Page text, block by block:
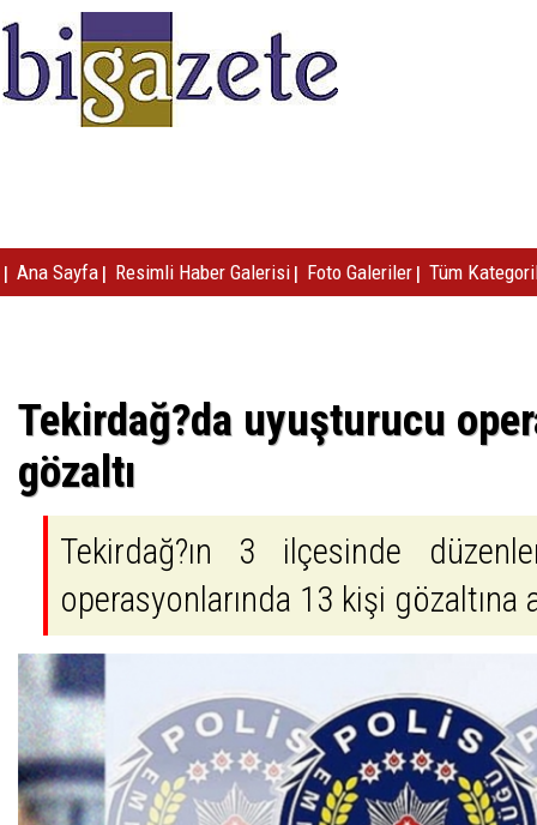
| Ana Sayfa | Resimli Haber Galerisi | Foto Galeriler | Tüm
Tekirdağ?da uyuşturucu
gözaltı
Tekirdağ?ın 3 ilçesinde
operasyonlarında 13 kişi gözaltına